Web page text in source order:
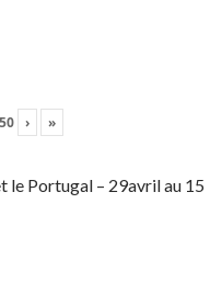
50 › »
le Portugal – 29avril au 15